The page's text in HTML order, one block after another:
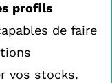
profils
de faire
vos stocks.